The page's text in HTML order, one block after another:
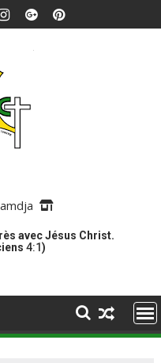
avec Jésus Christ.
4:1)